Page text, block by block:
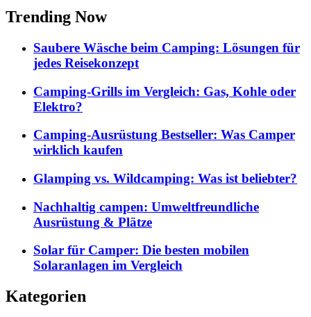
Trending Now
Saubere Wäsche beim Camping: Lösungen für
jedes Reisekonzept
Camping-Grills im Vergleich: Gas, Kohle oder
Elektro?
Camping-Ausrüstung Bestseller: Was Camper
wirklich kaufen
Glamping vs. Wildcamping: Was ist beliebter?
Nachhaltig campen: Umweltfreundliche
Ausrüstung & Plätze
Solar für Camper: Die besten mobilen
Solaranlagen im Vergleich
Kategorien